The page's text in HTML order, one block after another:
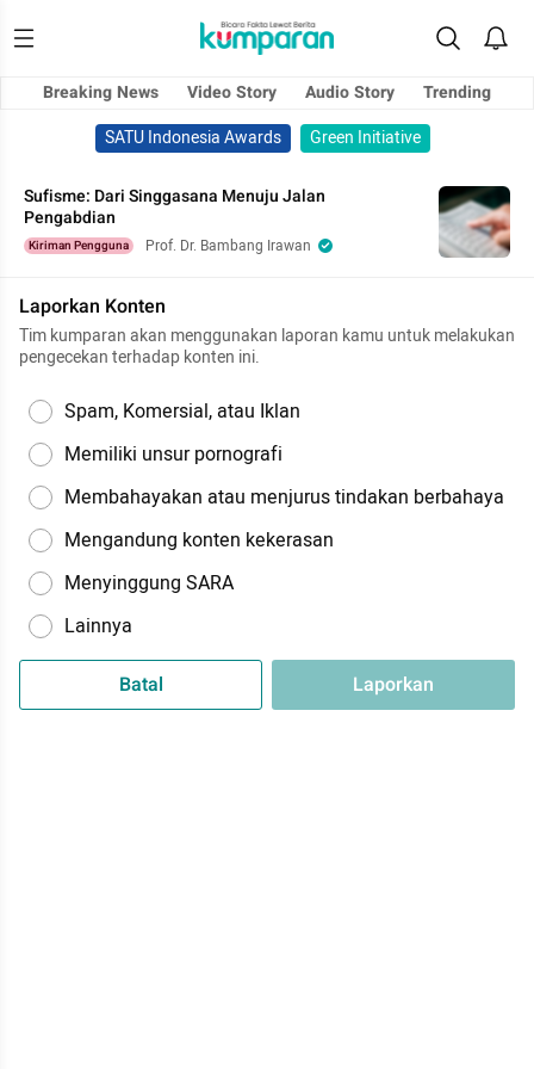
Breaking News Video Story Audio Story
Trending
SATU Indonesia Awards
Green Initiative
Sufisme: Dari Singgasana Menuju Jalan
Pengabdian
Kiriman Pengguna Prof. Dr. Bambang Irawan
Laporkan Konten
Tim kumparan akan menggunakan laporan kamu untuk melakukan
pengecekan terhadap konten ini.
Spam, Komersial, atau Iklan
Memiliki unsur pornografi
Membahayakan atau menjurus tindakan berbahaya
Mengandung konten kekerasan
Menyinggung SARA
Lainnya
Batal Laporkan